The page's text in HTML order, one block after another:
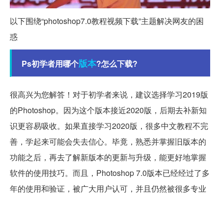
以下围绕“photoshop7.0教程视频下载”主题解决网友的困
惑
Ps初学者用哪个版本?怎么下载?
很高兴为您解答！对于初学者来说，建议选择学习2019版
的Photoshop。因为这个版本接近2020版，后期去补新知
识更容易吸收。如果直接学习2020版，很多中文教程不完
善，学起来可能会失去信心。毕竟，熟悉并掌握旧版本的
功能之后，再去了解新版本的更新与升级，能更好地掌握
软件的使用技巧。而且，Photoshop 7.0版本已经经过了多
年的使用和验证，被广大用户认可，并且仍然被很多专业